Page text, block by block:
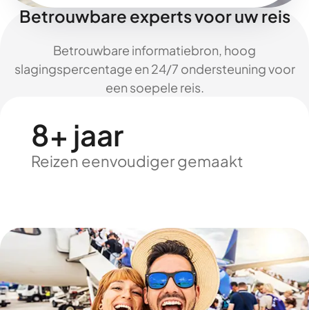
Betrouwbare experts voor uw reis
Betrouwbare informatiebron, hoog
slagingspercentage en 24/7 ondersteuning voor
een soepele reis.
8+ jaar
Reizen eenvoudiger gemaakt